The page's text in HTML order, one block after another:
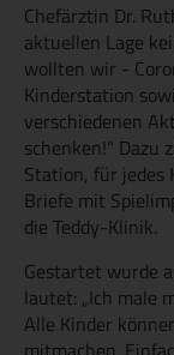
Chefärztin Dr.
aktuellen Lage
wollten wir -
Kinderstation
verschiedenen
schenken!“ Dazu
Station, für jedes
Briefe mit
die Teddy-Klinik.
Gestartet wurde
lautet: „Ich male
Alle Kinder